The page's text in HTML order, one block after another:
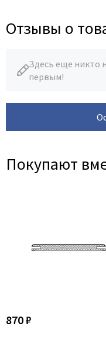
Отзывы о
Здесь еще никто
первым!
Покупают
870 ₽